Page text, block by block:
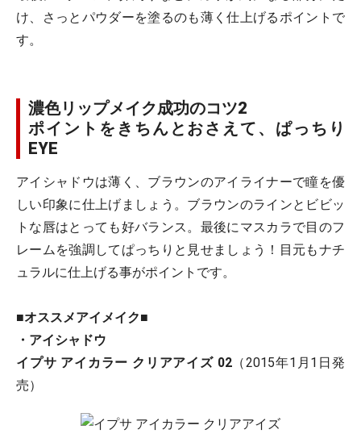
け、さっとパウダーを塗るのも薄く仕上げるポイントで
す。
濃色リップメイク成功のコツ2
ポイントをきちんとおさえて、ぱっちり
EYE
アイシャドウは薄く、ブラウンのアイライナーで瞳を優
しい印象に仕上げましょう。ブラウンのラインとビビッ
トな唇はとっても好バランス。最後にマスカラで目のフ
レームを強調してぱっちりと見せましょう！目元もナチ
ュラルに仕上げる事がポイントです。
■オススメアイメイク■
・アイシャドウ
イプサ アイカラー クリアアイズ 02（2015年1月1日発
売）